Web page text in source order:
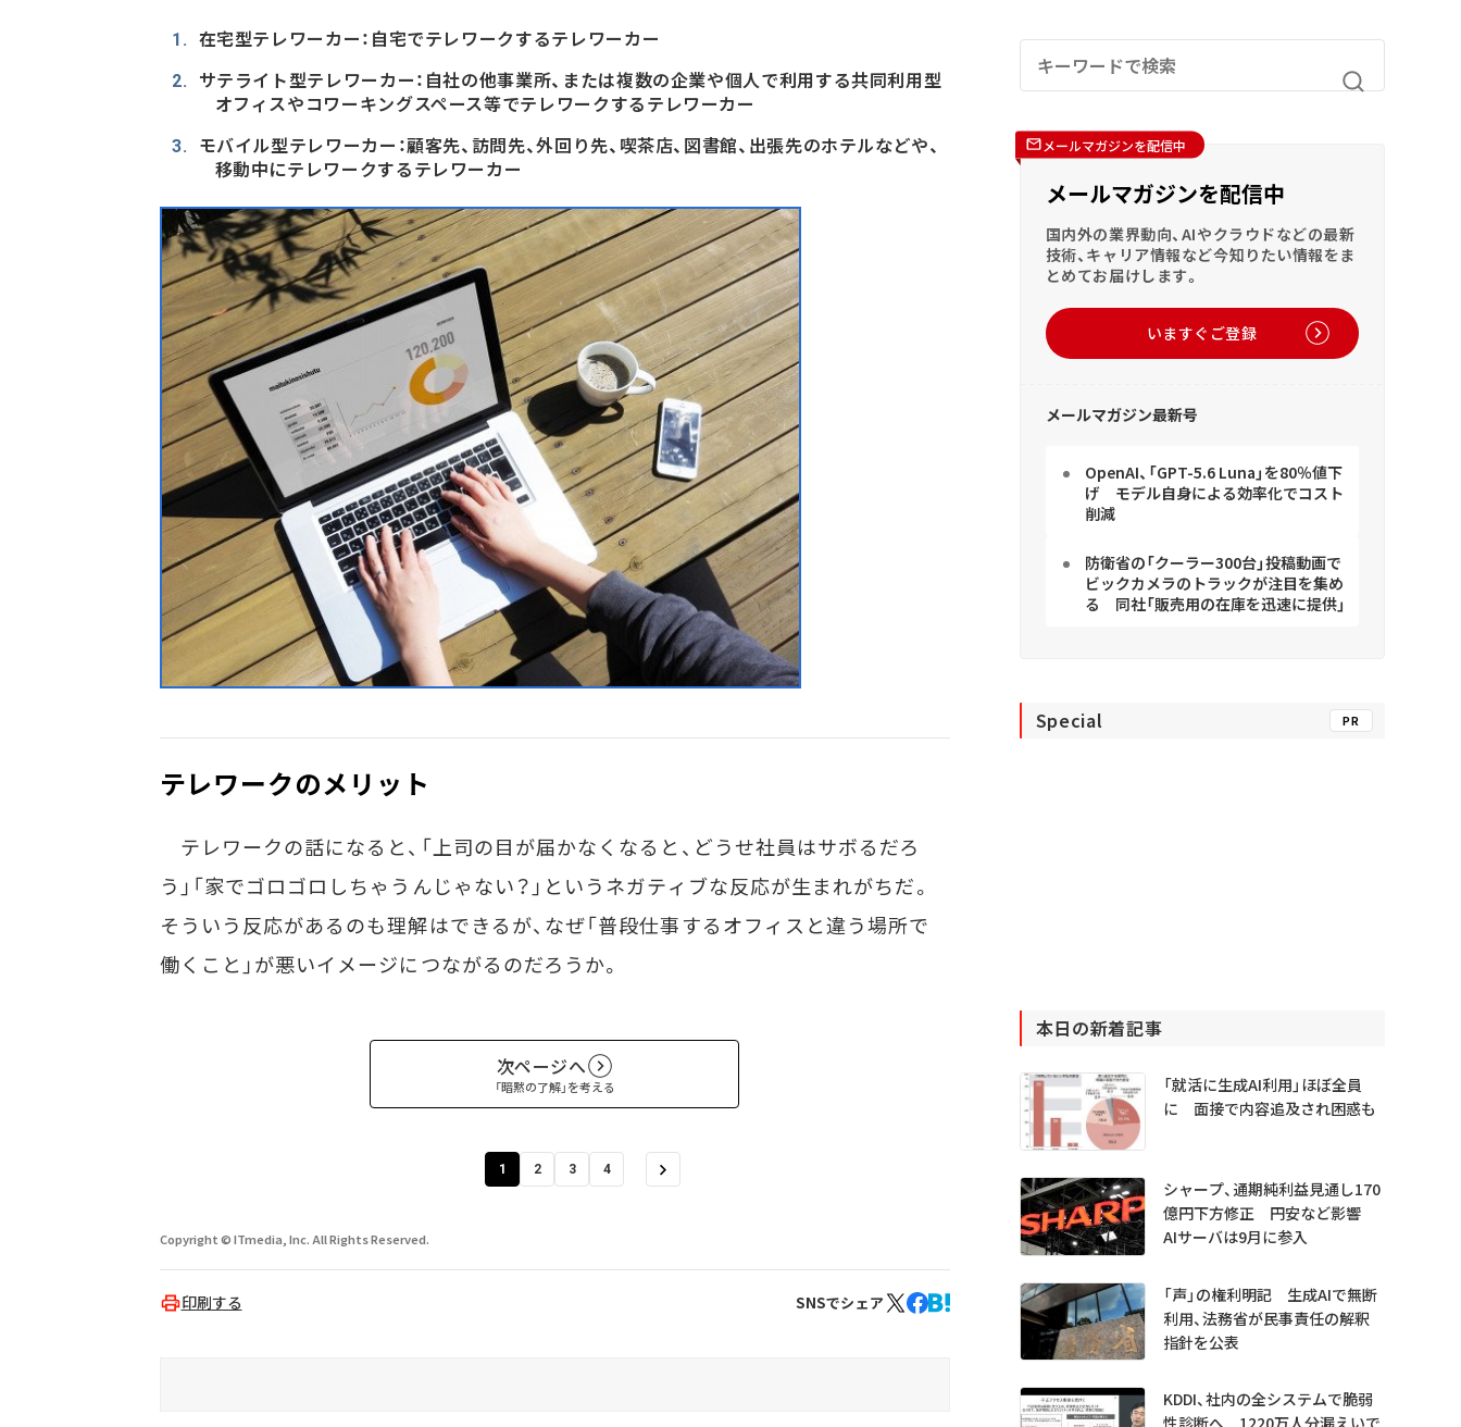
在宅型テレワーカー：自宅でテレワークするテレワーカー
サテライト型テレワーカー：自社の他事業所、または複数の企業や個人で利用する共同利用型
オフィスやコワーキングスペース等でテレワークするテレワーカー
モバイル型テレワーカー：顧客先、訪問先、外回り先、喫茶店、図書館、出張先のホテルなどや、
移動中にテレワークするテレワーカー
テレワークのメリット
テレワークの話になると、「上司の目が届かなくなると、どうせ社員はサボるだろ
う」「家でゴロゴロしちゃうんじゃない？」というネガティブな反応が生まれがちだ。
そういう反応があるのも理解はできるが、なぜ「普段仕事するオフィスと違う場所で
働くこと」が悪いイメージにつながるのだろうか。
次ページへ
「暗黙の了解」を考える
1 2 3 4
Copyright © ITmedia, Inc. All Rights Reserved.
印刷する SNSでシェア
メールマガジンを配信中
メールマガジンを配信中
国内外の業界動向、AIやクラウドなどの最新
技術、キャリア情報など今知りたい情報をま
とめてお届けします。
いますぐご登録
メールマガジン最新号
OpenAI、「GPT-5.6 Luna」を80％値下
げ モデル自身による効率化でコスト
削減
防衛省の「クーラー300台」投稿動画で
ビックカメラのトラックが注目を集め
る 同社「販売用の在庫を迅速に提供」
Special PR
本日の新着記事
「就活に生成AI利用」ほぼ全員
に 面接で内容追及され困惑も
シャープ、通期純利益見通し170
億円下方修正 円安など影響
AIサーバは9月に参入
「声」の権利明記 生成AIで無断
利用、法務省が民事責任の解釈
指針を公表
KDDI、社内の全システムで脆弱